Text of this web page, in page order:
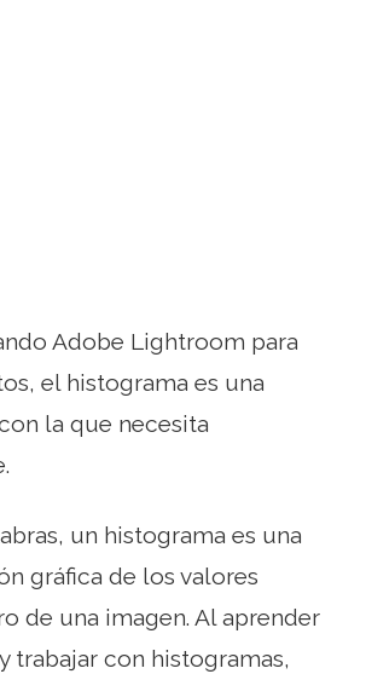
Adobe Lightroom para
el histograma es una
la que necesita
un histograma es una
gráfica de los valores
de una imagen. Al aprender
trabajar con histogramas,